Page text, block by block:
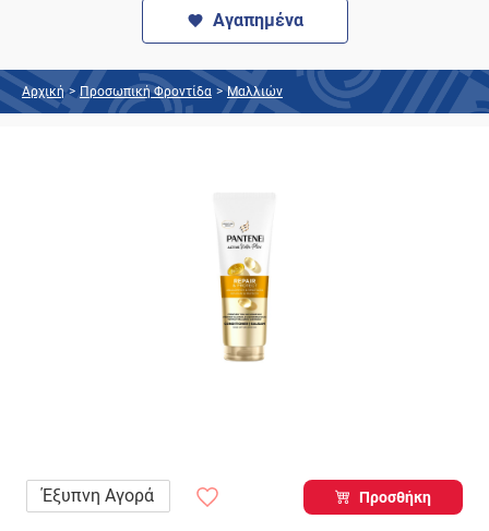
Αγαπημένα
Αρχική > Προσωπική Φροντίδα > Μαλλιών
Έξυπνη Αγορά Προσθήκη